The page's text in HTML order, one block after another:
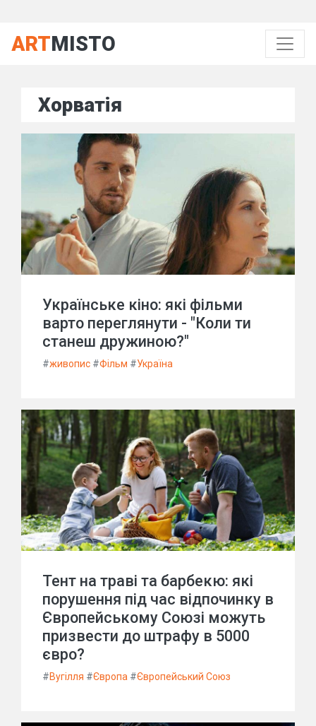
ARTMISTO
Хорватія
Українське кіно: які фільми
варто переглянути - "Коли ти
станеш дружиною?"
#живопис #Фільм #Україна
Тент на траві та барбекю: які
порушення під час відпочинку в
Європейському Союзі можуть
призвести до штрафу в 5000
євро?
#Вугілля #Європа #Європейський Союз